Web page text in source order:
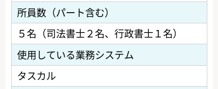
所員数（パート含む）
５名（司法書士２名、行政書士１名）
使用している業務システム
タスカル